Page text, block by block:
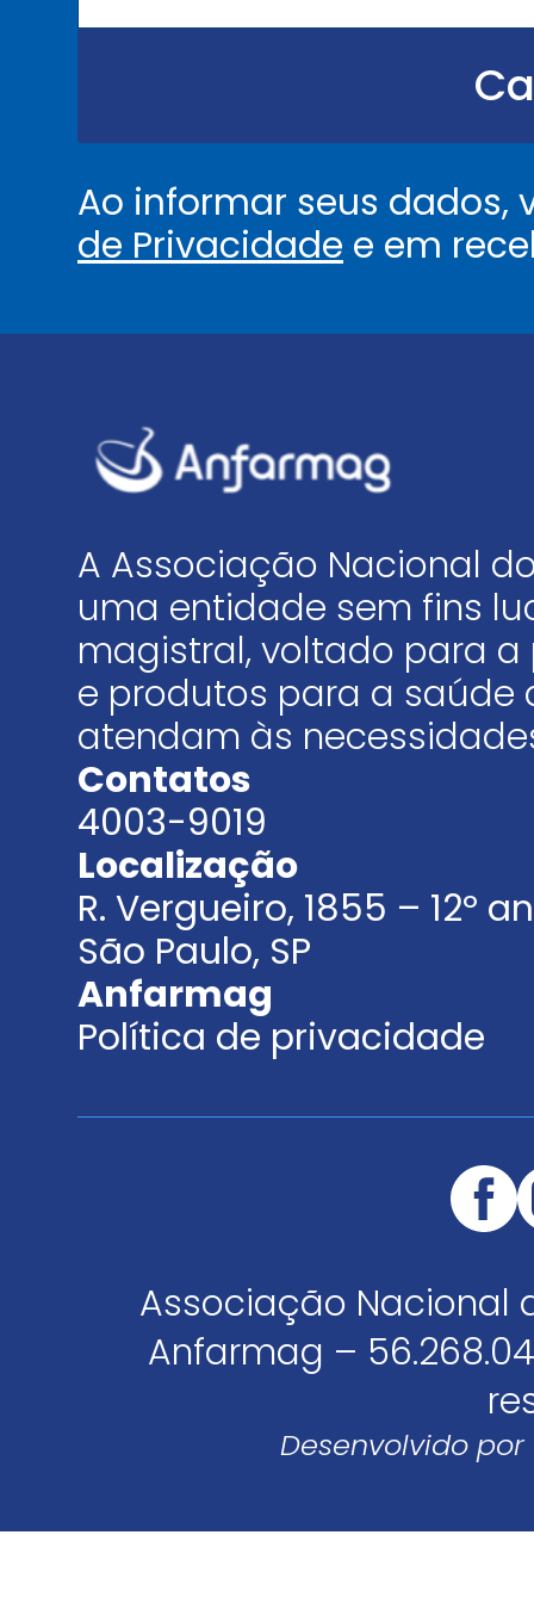
.
Ao informar seus
de Privacidade e em
A Associação Nacional
uma entidade sem fins
magistral, voltado para
e produtos para a saúde
atendam às
Contatos
4003-9019
Localização
R. Vergueiro, 1855 – 12º
São Paulo, SP
Anfarmag
Política de privacidade
Associação Nacional
Anfarmag –
Desenvolvido por